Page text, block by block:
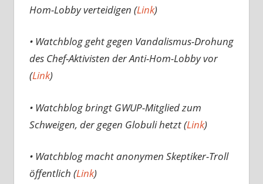
Hom-Lobby verteidigen (Link)
• Watchblog geht gegen Vandalismus-Drohung
des Chef-Aktivisten der Anti-Hom-Lobby vor
(Link)
• Watchblog bringt GWUP-Mitglied zum
Schweigen, der gegen Globuli hetzt (Link)
• Watchblog macht anonymen Skeptiker-Troll
öffentlich (Link)